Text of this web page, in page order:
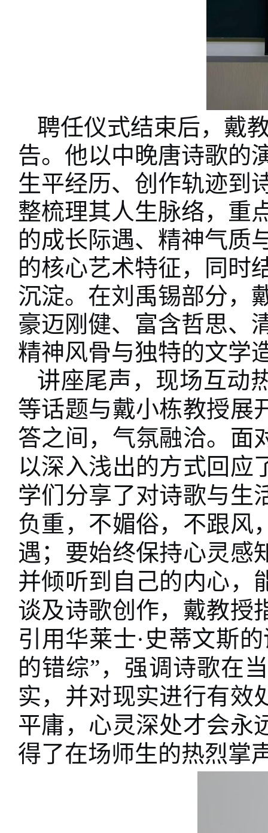
聘任仪式结束后，戴
告。他以中晚唐诗歌的
生平经历、创作轨迹到
整梳理其人生脉络，重
的成长际遇、精神气质
的核心艺术特征，同时
沉淀。在刘禹锡部分，
豪迈刚健、富含哲思、
精神风骨与独特的文学
讲座尾声，现场互动
等话题与戴小栋教授展
答之间，气氛融洽。面
以深入浅出的方式回应
学们分享了对诗歌与生
负重，不媚俗，不跟风
遇；要始终保持心灵感
并倾听到自己的内心，
谈及诗歌创作，戴教授
引用华莱士·史蒂文斯
的错综”，强调诗歌在
实，并对现实进行有效
平庸，心灵深处才会永
得了在场师生的热烈掌